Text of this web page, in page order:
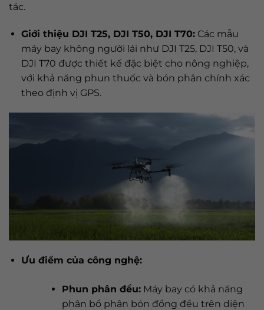
tác.
Giới thiệu DJI T25, DJI T50, DJI T70:Các mẫu
máy bay không người lái như DJI T25, DJI T50, và
DJI T70 được thiết kế đặc biệt cho nông nghiệp,
với khả năng phun thuốc và bón phân chính xác
theo định vị GPS.
Ưu điểm của công nghệ:
Phun phân đều:Máy bay có khả năng
phân bổ phân bón đồng đều trên diện